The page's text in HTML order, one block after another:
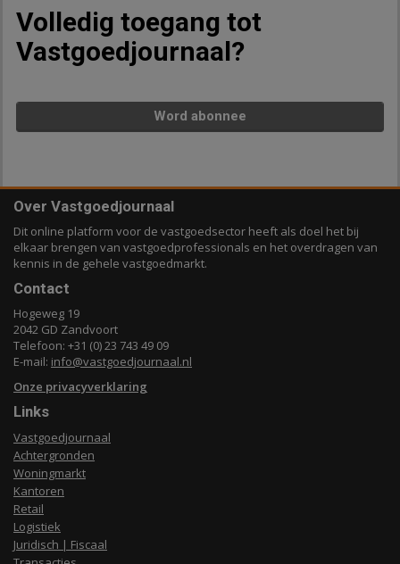
Volledig toegang tot
Vastgoedjournaal?
Word abonnee
Over Vastgoedjournaal
Dit online platform voor de vastgoedsector heeft als doel het bij
elkaar brengen van vastgoedprofessionals en het overdragen van
kennis in de gehele vastgoedmarkt.
Contact
Hogeweg 19
2042 GD Zandvoort
Telefoon: +31 (0) 23 743 49 09
E-mail: info@vastgoedjournaal.nl
Onze privacyverklaring
Links
Vastgoedjournaal
Achtergronden
Woningmarkt
Kantoren
Retail
Logistiek
Juridisch | Fiscaal